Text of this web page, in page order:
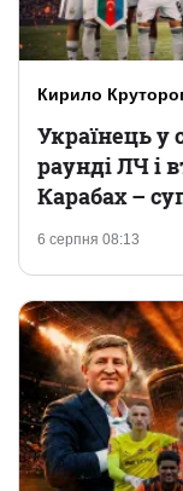
Кирило
6 серпня 08:13
Українець у
раунді ЛЧ і
Карабах –